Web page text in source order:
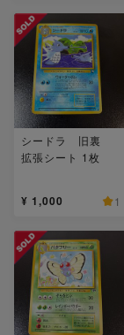
シードラ 旧裏
拡張シート 1枚
¥ 1,000 1